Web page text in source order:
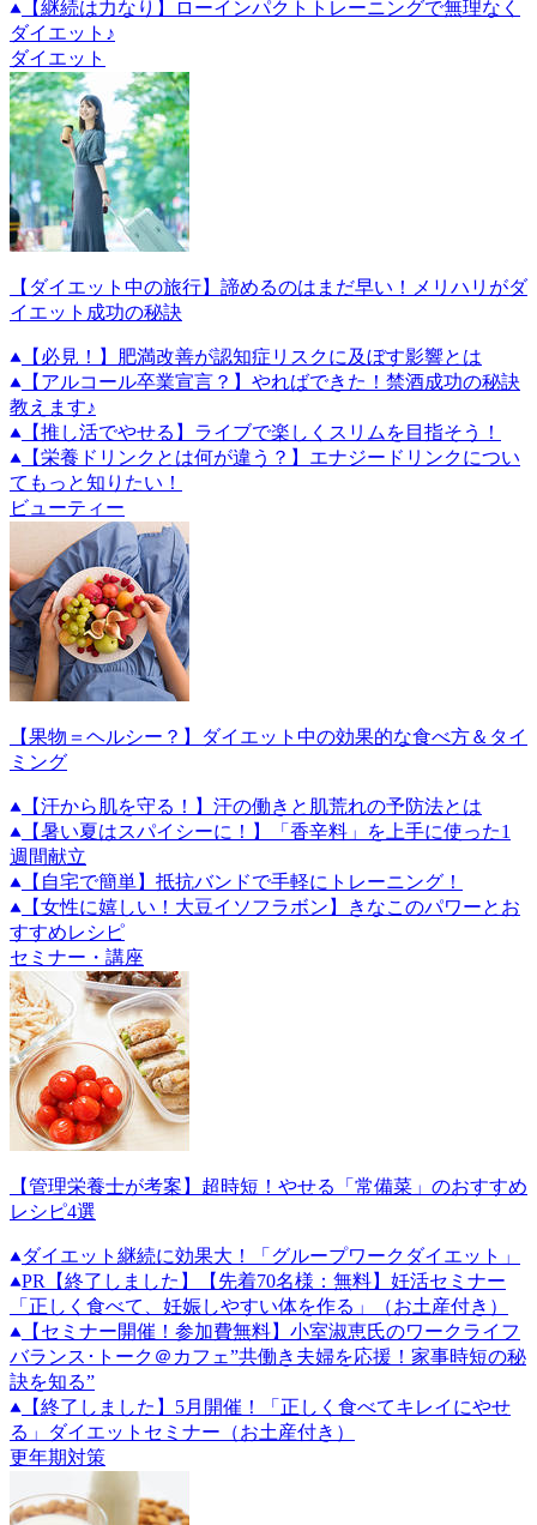
【継続は力なり】ローインパクトトレーニングで無理なく
ダイエット♪
ダイエット
【ダイエット中の旅行】諦めるのはまだ早い！メリハリがダ
イエット成功の秘訣
【必見！】肥満改善が認知症リスクに及ぼす影響とは
【アルコール卒業宣言？】やればできた！禁酒成功の秘訣
教えます♪
【推し活でやせる】ライブで楽しくスリムを目指そう！
【栄養ドリンクとは何が違う？】エナジードリンクについ
てもっと知りたい！
ビューティー
【果物＝ヘルシー？】ダイエット中の効果的な食べ方＆タイ
ミング
【汗から肌を守る！】汗の働きと肌荒れの予防法とは
【暑い夏はスパイシーに！】「香辛料」を上手に使った1
週間献立
【自宅で簡単】抵抗バンドで手軽にトレーニング！
【女性に嬉しい！大豆イソフラボン】きなこのパワーとお
すすめレシピ
セミナー・講座
【管理栄養士が考案】超時短！やせる「常備菜」のおすすめ
レシピ4選
ダイエット継続に効果大！「グループワークダイエット」
PR
【終了しました】【先着70名様：無料】妊活セミナー
「正しく食べて、妊娠しやすい体を作る」（お土産付き）
【セミナー開催！参加費無料】小室淑恵氏のワークライフ
バランス･トーク＠カフェ”共働き夫婦を応援！家事時短の秘
訣を知る”
【終了しました】5月開催！「正しく食べてキレイにやせ
る」ダイエットセミナー（お土産付き）
更年期対策